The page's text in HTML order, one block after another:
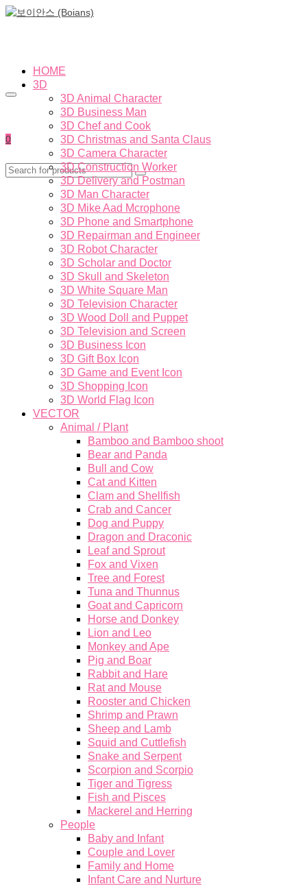
0
HOME
3D
3D Animal Character
3D Business Man
3D Chef and Cook
3D Christmas and Santa Claus
3D Camera Character
3D Construction Worker
3D Delivery and Postman
3D Man Character
3D Mike Aad Mcrophone
3D Phone and Smartphone
3D Repairman and Engineer
3D Robot Character
3D Scholar and Doctor
3D Skull and Skeleton
3D White Square Man
3D Television Character
3D Wood Doll and Puppet
3D Television and Screen
3D Business Icon
3D Gift Box Icon
3D Game and Event Icon
3D Shopping Icon
3D World Flag Icon
VECTOR
Animal / Plant
Bamboo and Bamboo shoot
Bear and Panda
Bull and Cow
Cat and Kitten
Clam and Shellfish
Crab and Cancer
Dog and Puppy
Dragon and Draconic
Leaf and Sprout
Fox and Vixen
Tree and Forest
Tuna and Thunnus
Goat and Capricorn
Horse and Donkey
Lion and Leo
Monkey and Ape
Pig and Boar
Rabbit and Hare
Rat and Mouse
Rooster and Chicken
Shrimp and Prawn
Sheep and Lamb
Squid and Cuttlefish
Snake and Serpent
Scorpion and Scorpio
Tiger and Tigress
Fish and Pisces
Mackerel and Herring
People
Baby and Infant
Couple and Lover
Family and Home
Infant Care and Nurture